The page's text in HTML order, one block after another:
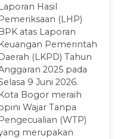
Laporan Hasil
Pemeriksaan (LHP)
BPK atas Laporan
Keuangan Pemerintah
Daerah (LKPD) Tahun
2025 pada
9 Juni 2026.
Kota Bogor meraih
Wajar Tanpa
Pengecualian (WTP)
merupakan